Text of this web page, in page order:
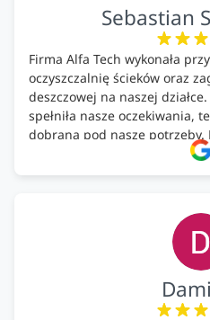
Sebastian
Firma Alfa Tech wykonała
oczyszczalnię ścieków oraz
deszczowej na naszej
spełniła nasze oczekiwania,
dobrana pod nasze
wykonany montaż w świetnej